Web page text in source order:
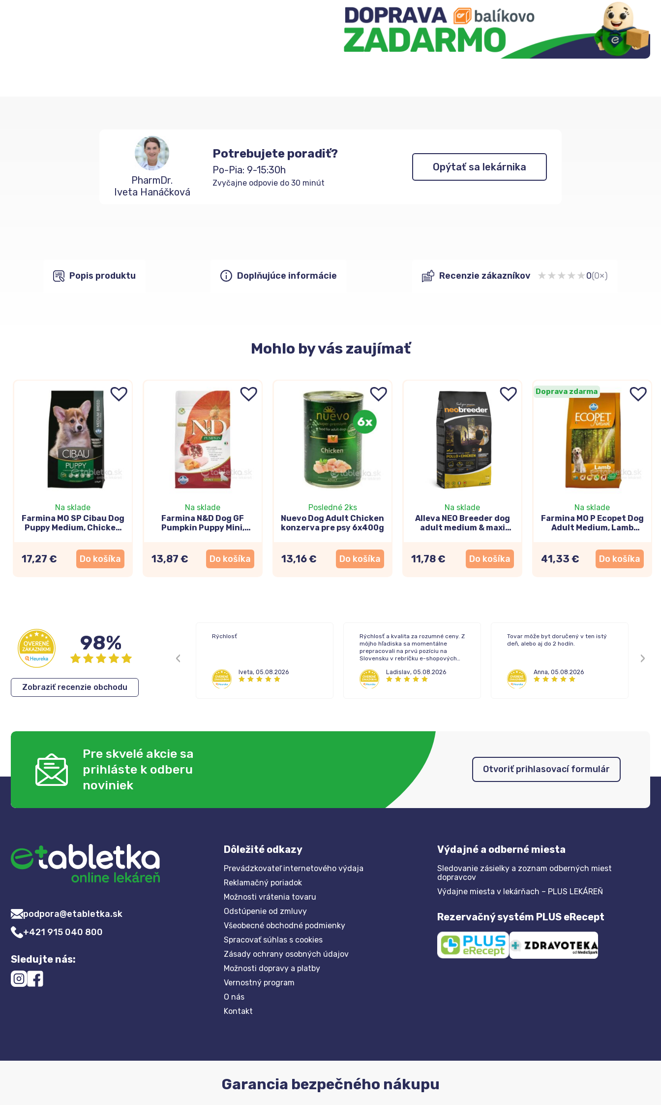
čakateľov
PharmDr.
Iveta Hanáčková
Potrebujete poradiť?
Po-Pia: 9-15:30h
Zvyčajne odpovie do 30 minút
Opýtať sa lekárnika
Popis produktu Doplňujúce informácie Recenzie zákazníkov ★★★★★0(0×)
Mohlo by vás zaujímať
Na sklade
Farmina MO SP Cibau Dog
Puppy Medium, Chicken
17,27 € Do košíka
Na sklade
Farmina N&D Dog GF
Pumpkin Puppy Mini,
13,87 € Do košíka
Posledné 2ks
Nuevo Dog Adult Chicken
konzerva pre psy 6x400g
13,16 € Do košíka
Na sklade
Alleva NEO Breeder dog
adult medium & maxi
11,78 € Do košíka
Doprava zdarma
Na sklade
Farmina MO P Ecopet Dog
Adult Medium, Lamb
41,33 € Do košíka
98%
Zobraziť recenzie obchodu
Rýchle dodanie tovaru.
Cenovo dobré produkty
Rýchlosť
Iveta, 05.08.2026
Rýchlosť a kvalita za rozumné ceny. Z
môjho hľadiska sa momentálne
prepracovali na prvú pozíciu na
Slovensku v rebríčku e-shopových
Ladislav, 05.08.2026
Tovar môže byt doručený v ten istý
deň, alebo aj do 2 hodín.
Anna, 05.08.2026
Pre skvelé akcie sa
prihláste k odberu
noviniek
Otvoriť prihlasovací formulár
podpora@etabletka.sk
+421 915 040 800
Sledujte nás:
Dôležité odkazy
Prevádzkovateľ internetového výdaja
Reklamačný poriadok
Možnosti vrátenia tovaru
Odstúpenie od zmluvy
Všeobecné obchodné podmienky
Spracovať súhlas s cookies
Zásady ochrany osobných údajov
Možnosti dopravy a platby
Vernostný program
O nás
Kontakt
Výdajné a odberné miesta
Sledovanie zásielky a zoznam odberných miest
dopravcov
Výdajne miesta v lekárňach – PLUS LEKÁREŇ
Rezervačný systém PLUS eRecept
Garancia bezpečného nákupu